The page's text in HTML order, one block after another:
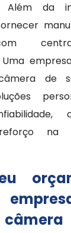
Além da
de
na